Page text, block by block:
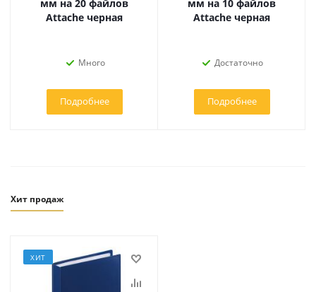
мм на 20 файлов
Attache черная
Много
Подробнее
мм на 10 файлов
Attache черная
Достаточно
Подробнее
Хит продаж
ХИТ